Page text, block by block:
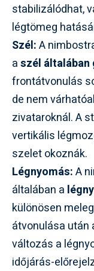
stabilizálódhat,
légtömeg
Szél:A
aszél általában
frontátvonulás
de nem
zivataroknál. A
vertikális
szelet okoznák.
Légnyomás:A
általában a
különösen
átvonulása után
változás a
időjárás-